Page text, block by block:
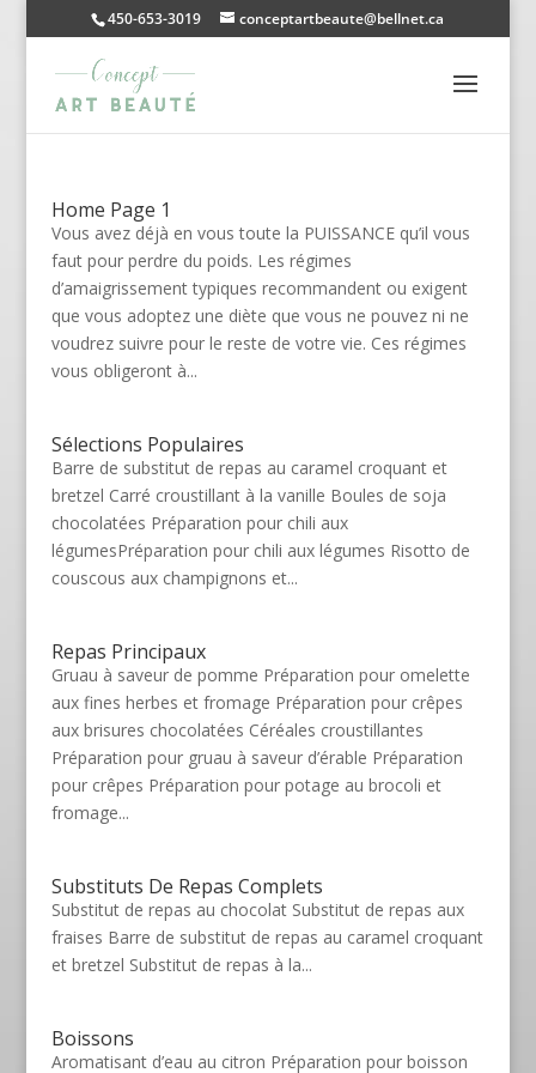
450-653-3019 conceptartbeaute@bellnet.ca
Home Page 1
Vous avez déjà en vous toute la PUISSANCE qu’il vous
faut pour perdre du poids. Les régimes
d’amaigrissement typiques recommandent ou exigent
que vous adoptez une diète que vous ne pouvez ni ne
voudrez suivre pour le reste de votre vie. Ces régimes
vous obligeront à...
Sélections Populaires
Barre de substitut de repas au caramel croquant et
bretzel Carré croustillant à la vanille Boules de soja
chocolatées Préparation pour chili aux
légumesPréparation pour chili aux légumes Risotto de
couscous aux champignons et...
Repas Principaux
Gruau à saveur de pomme Préparation pour omelette
aux fines herbes et fromage Préparation pour crêpes
aux brisures chocolatées Céréales croustillantes
Préparation pour gruau à saveur d’érable Préparation
pour crêpes Préparation pour potage au brocoli et
fromage...
Substituts De Repas Complets
Substitut de repas au chocolat Substitut de repas aux
fraises Barre de substitut de repas au caramel croquant
et bretzel Substitut de repas à la...
Boissons
Aromatisant d’eau au citron Préparation pour boisson